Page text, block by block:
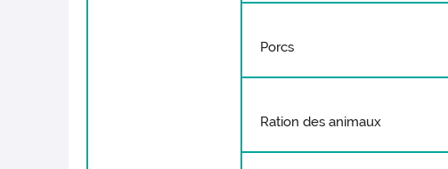
Porcs
Ration des animaux